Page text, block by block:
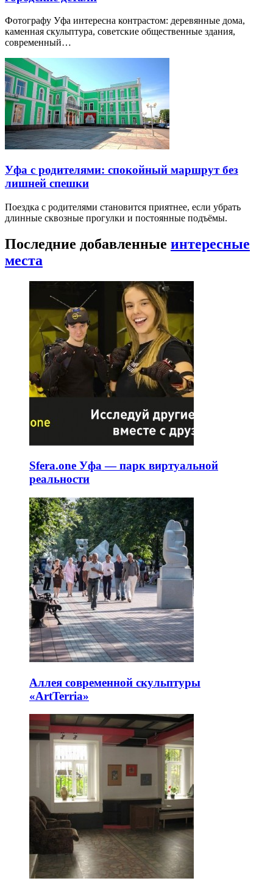
Фотографу Уфа интересна контрастом: деревянные дома,
каменная скульптура, советские общественные здания,
современный…
Уфа с родителями: спокойный маршрут без
лишней спешки
Поездка с родителями становится приятнее, если убрать
длинные сквозные прогулки и постоянные подъёмы.
Последние добавленные интересные
места
Sfera.one Уфа — парк виртуальной
реальности
Аллея современной скульптуры
«ArtTerria»